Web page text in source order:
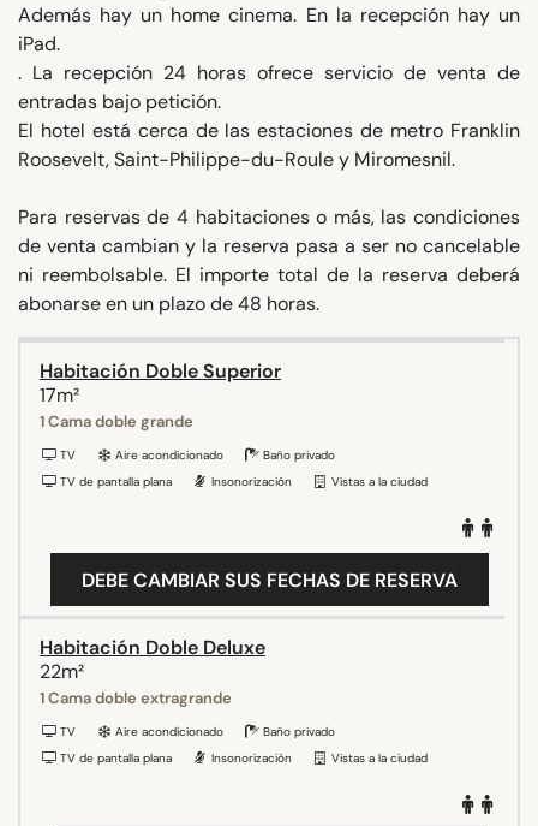
Además hay un home cinema. En la recepción hay un
iPad.
. La recepción 24 horas ofrece servicio de venta de
entradas bajo petición.
El hotel está cerca de las estaciones de metro Franklin
Roosevelt, Saint-Philippe-du-Roule y Miromesnil.
Para reservas de 4 habitaciones o más, las condiciones
de venta cambian y la reserva pasa a ser no cancelable
ni reembolsable. El importe total de la reserva deberá
abonarse en un plazo de 48 horas.
Habitación Doble Superior
17m²
1 Cama doble grande
TV Aire acondicionado
Baño privado
TV de pantalla plana
Insonorización Vistas a la ciudad
DEBE CAMBIAR SUS FECHAS DE RESERVA
Habitación Doble Deluxe
22m²
1 Cama doble extragrande
TV Aire acondicionado
Baño privado
TV de pantalla plana
Insonorización Vistas a la ciudad